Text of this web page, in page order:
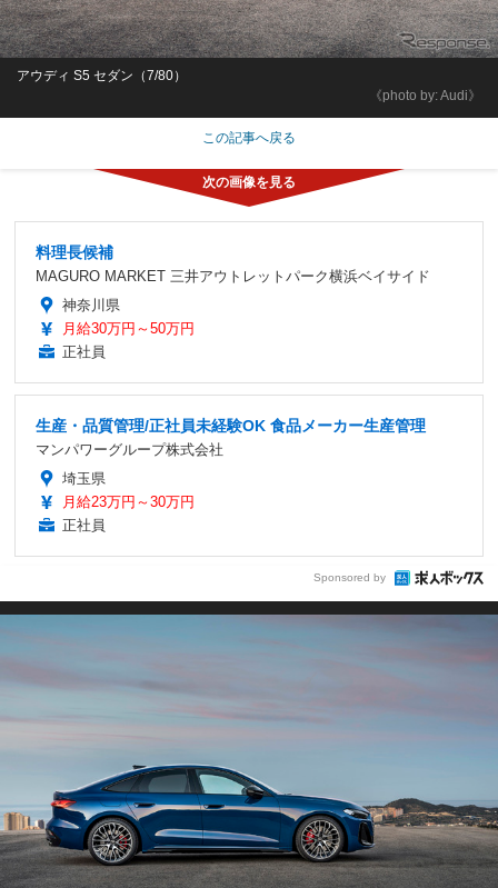
《photo by: Audi》
アウディ S5 セダン（7/80）
この記事へ戻る
料理長候補
MAGURO MARKET 三井アウトレットパーク横浜ベイサイド
神奈川県
月給30万円～50万円
正社員
生産・品質管理/正社員未経験OK 食品メーカー生産管理
マンパワーグループ株式会社
埼玉県
月給23万円～30万円
正社員
Sponsored by